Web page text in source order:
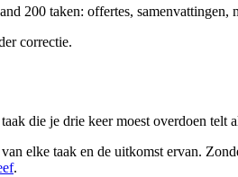
200 taken: offertes, samenvattingen,
correctie.
die je drie keer moest overdoen
elke taak en de uitkomst ervan.
.